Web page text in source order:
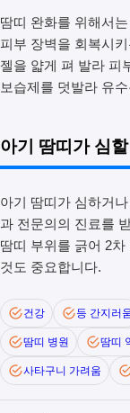
땀띠 완화를 위해서
피부 장벽을 회복시
젤을 얇게 펴 발라 피
보습제를 덧발라 유
아기 땀띠가 심
아기 땀띠가 심하거
과 전문의의 진료를
땀띠 부위를 긁어 2
것도 중요합니다.
건강 등 간지러
땀띠 병원
땀띠
사타구니 가려움